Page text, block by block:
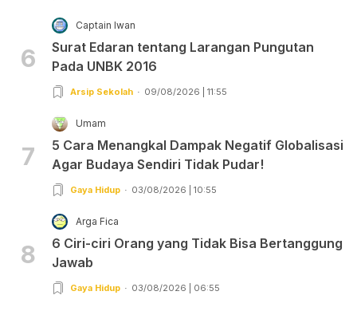
6
Captain Iwan
Surat Edaran tentang Larangan Pungutan
Pada UNBK 2016
Arsip Sekolah 09/08/2026 | 11:55
7
Umam
5 Cara Menangkal Dampak Negatif Globalisasi
Agar Budaya Sendiri Tidak Pudar!
Gaya Hidup 03/08/2026 | 10:55
8
Arga Fica
6 Ciri-ciri Orang yang Tidak Bisa Bertanggung
Jawab
Gaya Hidup 03/08/2026 | 06:55